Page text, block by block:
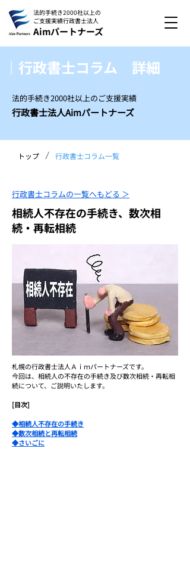
法的手続き2000社以上の
ご支援実績行政書士法人
Aimパートナーズ
｜行政書士コラム 詳細
法的手続き2000社以上のご支援実績
行政書士法人Aimパートナーズ
トップ / 行政書士コラム一覧
行政書士コラムの一覧へもどる ＞
相続人不存在の手続き、数次相
続・再転相続
札幌の行政書士法人Ａｉｍパートナーズです。
今回は、相続人の不存在の手続き及び数次相続・再転相
続について、ご説明いたします。
[目次]
◆相続人不存在の手続き
◆数次相続と再転相続
◆さいごに